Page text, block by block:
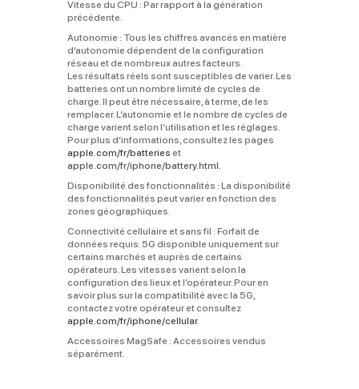
Vitesse du CPU : Par rapport à la génération
précédente.
Autonomie : Tous les chiffres avancés en matière
d’autonomie dépendent de la configuration
réseau et de nombreux autres facteurs.
Les résultats réels sont susceptibles de varier. Les
batteries ont un nombre limité de cycles de
charge. Il peut être nécessaire, à terme, de les
remplacer. L’autonomie et le nombre de cycles de
charge varient selon l’utilisation et les réglages.
Pour plus d’informations, consultez les pages
apple.com/fr/batteries et
apple.com/fr/iphone/battery.html.
Disponibilité des fonctionnalités : La disponibilité
des fonctionnalités peut varier en fonction des
zones géographiques.
Connectivité cellulaire et sans fil : Forfait de
données requis. 5G disponible uniquement sur
certains marchés et auprès de certains
opérateurs. Les vitesses varient selon la
configuration des lieux et l’opérateur. Pour en
savoir plus sur la compatibilité avec la 5G,
contactez votre opérateur et consultez
apple.com/fr/iphone/cellular.
Accessoires MagSafe : Accessoires vendus
séparément.